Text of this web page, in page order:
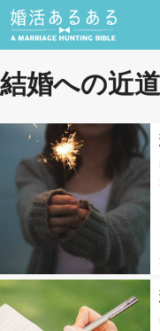
健康
恋愛の悩み
出会い
合コン・街コン
マッチングアプリ
結婚への近